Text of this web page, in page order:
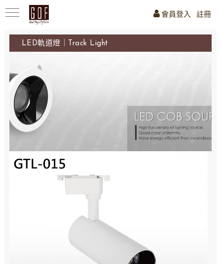
會員登入 註冊
LED軌道燈｜Track Light